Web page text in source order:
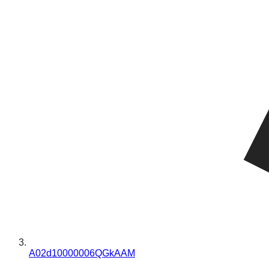
A02d10000006QGkAAM